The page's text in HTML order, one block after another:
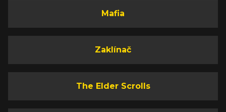
Mafia
Zaklínač
The Elder Scrolls